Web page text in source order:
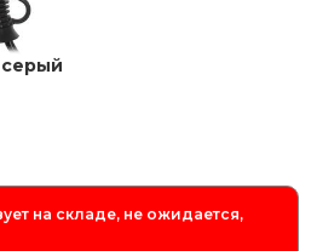
на складе, не ожидается,